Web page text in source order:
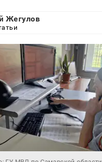
Жегулов